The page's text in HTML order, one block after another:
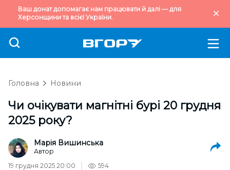
Ваш донат допомагає нам працювати й далі — для
Херсонщини та всієї України.
Головна Новини
Чи очікувати магнітні бурі 20 грудня
2025 року?
Марія Вишинська
Автор
19 грудня 2025 20:00
594